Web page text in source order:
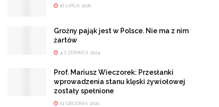
16 LIPCA 2026
Groźny pająk jest w Polsce. Nie ma z nim
żartów
4 CZERWCA 2024
Prof. Mariusz Wieczorek: Przesłanki
wprowadzenia stanu klęski żywiołowej
zostały spełnione
21 GRUDNIA 2020